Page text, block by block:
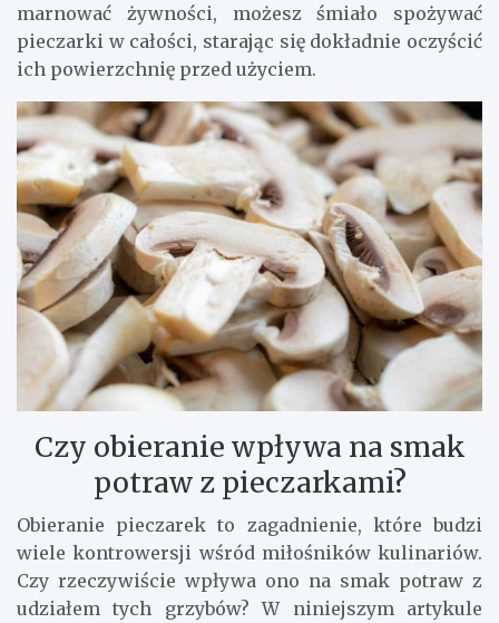
marnować żywności, możesz śmiało spożywać
pieczarki w całości, starając się dokładnie oczyścić
ich powierzchnię przed użyciem.
Czy obieranie wpływa na smak
potraw z pieczarkami?
Obieranie pieczarek to zagadnienie, które budzi
wiele kontrowersji wśród miłośników kulinariów.
Czy rzeczywiście wpływa ono na smak potraw z
udziałem tych grzybów? W niniejszym artykule